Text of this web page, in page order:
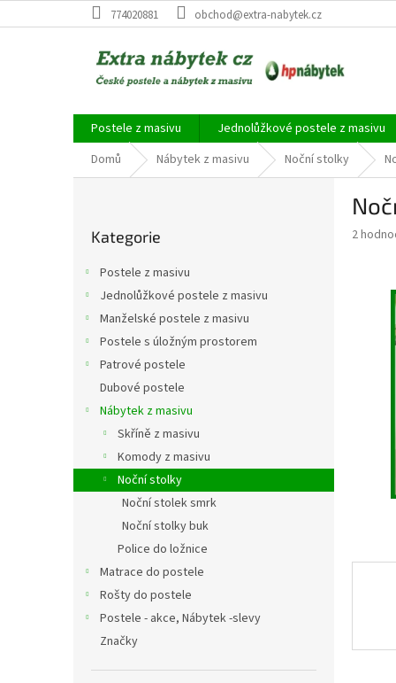
na
774020881 obchod@extra-nabytek.cz
Postele z masivu Jednolůžkové postele z masivu
Domů
Nábytek z masivu Noční stolky
kategorie
Kategorie
Postele z masivu
Jednolůžkové postele z masivu
Manželské postele z masivu
Postele s úložným prostorem
Patrové postele
Dubové postele
Nábytek z masivu
Skříně z masivu
Komody z masivu
Noční stolky
Noční stolek smrk
Noční stolky buk
Police do ložnice
Matrace do postele
Rošty do postele
Postele - akce, Nábytek -slevy
Značky
2